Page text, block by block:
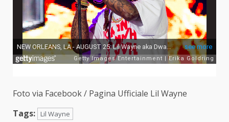
Foto via Facebook / Pagina Ufficiale Lil Wayne
Tags:
Lil Wayne